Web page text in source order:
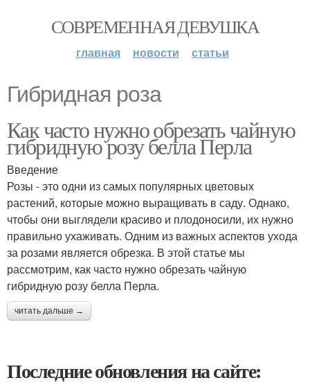
СОВРЕМЕННАЯ ДЕВУШКА
главная новости статьи
Гибридная роза
Как часто нужно обрезать чайную
гибридную розу белла Перла
Введение
Розы - это одни из самых популярных цветовых
растений, которые можно выращивать в саду. Однако,
чтобы они выглядели красиво и плодоносили, их нужно
правильно ухаживать. Одним из важных аспектов ухода
за розами является обрезка. В этой статье мы
рассмотрим, как часто нужно обрезать чайную
гибридную розу белла Перла.
читать дальше →
Последние обновления на сайте: